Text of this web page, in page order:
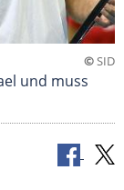
©SID
und muss